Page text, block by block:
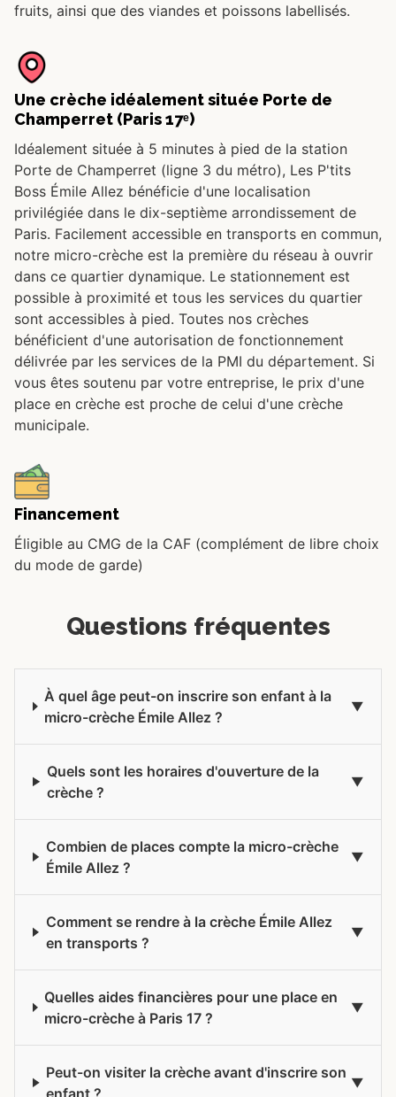
fruits, ainsi que des viandes et poissons labellisés.
Une crèche idéalement située Porte de
Champerret (Paris 17ᵉ)
Idéalement située à 5 minutes à pied de la station
Porte de Champerret (ligne 3 du métro), Les P'tits
Boss Émile Allez bénéficie d'une localisation
privilégiée dans le dix-septième arrondissement de
Paris. Facilement accessible en transports en commun,
notre micro-crèche est la première du réseau à ouvrir
dans ce quartier dynamique. Le stationnement est
possible à proximité et tous les services du quartier
sont accessibles à pied. Toutes nos crèches
bénéficient d'une autorisation de fonctionnement
délivrée par les services de la PMI du département. Si
vous êtes soutenu par votre entreprise, le prix d'une
place en crèche est proche de celui d'une crèche
municipale.
Financement
Éligible au CMG de la CAF (complément de libre choix
du mode de garde)
Questions fréquentes
À quel âge peut-on inscrire son enfant à la
micro-crèche Émile Allez ?
Quels sont les horaires d'ouverture de la
crèche ?
Combien de places compte la micro-crèche
Émile Allez ?
Comment se rendre à la crèche Émile Allez
en transports ?
Quelles aides financières pour une place en
micro-crèche à Paris 17 ?
Peut-on visiter la crèche avant d'inscrire son
enfant ?